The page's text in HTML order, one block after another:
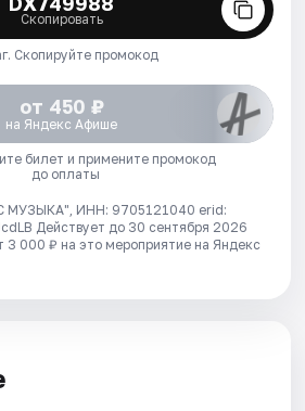
Скопировать
Скопируйте промокод
от 450 ₽
на Яндекс Афише
билет и примените промокод
до оплаты
МУЗЫКА", ИНН: 9705121040 erid:
Действует до 30 сентября 2026
3 000 ₽ на это мероприятие на Яндекс